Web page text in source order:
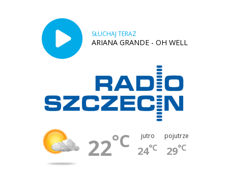
SŁUCHAJ TERAZ
ARIANA GRANDE - OH WELL
22°C jutro
24°C
pojutrze
29°C